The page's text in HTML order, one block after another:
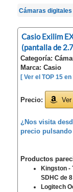
Cámaras digitales
Casio Exilim
(pantalla de
Categoría:
Marca: Casio
[ Ver el TOP 15
Precio:
¿Nos visita
precio
Productos
Kingston -
SDHC de
Logitech